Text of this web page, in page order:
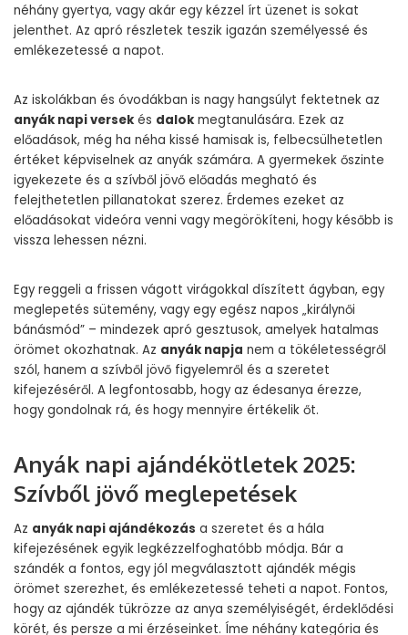
néhány gyertya, vagy akár egy kézzel írt üzenet is sokat
jelenthet. Az apró részletek teszik igazán személyessé és
emlékezetessé a napot.
Az iskolákban és óvodákban is nagy hangsúlyt fektetnek az
anyák napi versek és dalok megtanulására. Ezek az
előadások, még ha néha kissé hamisak is, felbecsülhetetlen
értéket képviselnek az anyák számára. A gyermekek őszinte
igyekezete és a szívből jövő előadás megható és
felejthetetlen pillanatokat szerez. Érdemes ezeket az
előadásokat videóra venni vagy megörökíteni, hogy később is
vissza lehessen nézni.
Egy reggeli a frissen vágott virágokkal díszített ágyban, egy
meglepetés sütemény, vagy egy egész napos „királynői
bánásmód” – mindezek apró gesztusok, amelyek hatalmas
örömet okozhatnak. Az anyák napja nem a tökéletességről
szól, hanem a szívből jövő figyelemről és a szeretet
kifejezéséről. A legfontosabb, hogy az édesanya érezze,
hogy gondolnak rá, és hogy mennyire értékelik őt.
Anyák napi ajándékötletek 2025:
Szívből jövő meglepetések
Az anyák napi ajándékozás a szeretet és a hála
kifejezésének egyik legkézzelfoghatóbb módja. Bár a
szándék a fontos, egy jól megválasztott ajándék mégis
örömet szerezhet, és emlékezetessé teheti a napot. Fontos,
hogy az ajándék tükrözze az anya személyiségét, érdeklődési
körét, és persze a mi érzéseinket. Íme néhány kategória és